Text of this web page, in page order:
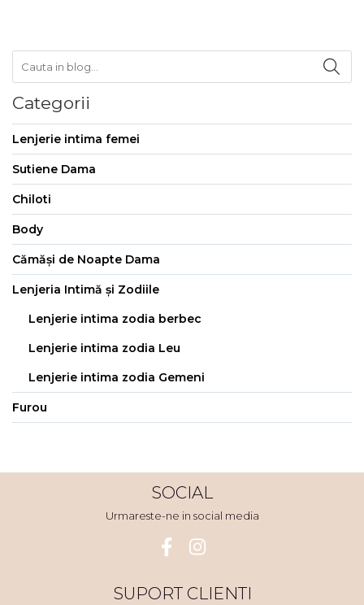
Categorii
Lenjerie intima femei
Sutiene Dama
Chiloti
Body
Cămăși de Noapte Dama
Lenjeria Intimă și Zodiile
Lenjerie intima zodia berbec
Lenjerie intima zodia Leu
Lenjerie intima zodia Gemeni
Furou
SOCIAL
Urmareste-ne in social media
SUPORT CLIENTI